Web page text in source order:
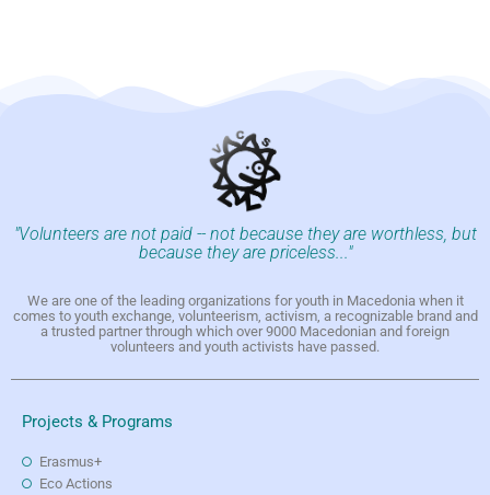
"Volunteers are not paid -- not because they are worthless, but
because they are priceless..."
We are one of the leading organizations for youth in Macedonia when it
comes to youth exchange, volunteerism, activism, a recognizable brand and
a trusted partner through which over 9000 Macedonian and foreign
volunteers and youth activists have passed.
Projects & Programs
Erasmus+
Eco Actions